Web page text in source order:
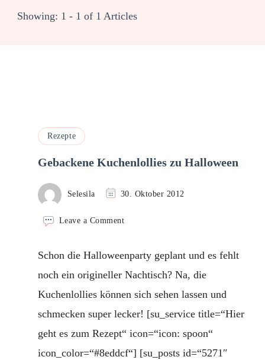
Showing: 1 - 1 of 1 Articles
Rezepte
Gebackene Kuchenlollies zu Halloween
Selesila 30. Oktober 2012
Leave a Commenton
zu
Halloween
Schon die Halloweenparty geplant und es fehlt
noch ein origineller Nachtisch? Na, die
Kuchenlollies können sich sehen lassen und
schmecken super lecker! [su_service title=“Hier
geht es zum Rezept“ icon=“icon: spoon“
icon_color=“#8eddcf“] [su_posts id=“5271″